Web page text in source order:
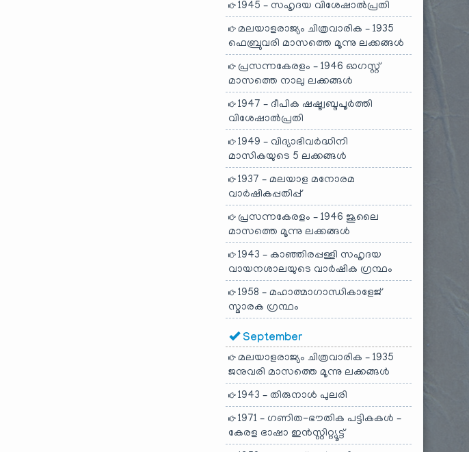
1945 – സഹൃദയ വിശേഷാൽപ്രതി
മലയാളരാജ്യം ചിത്രവാരിക – 1935
ഫെബ്രുവരി മാസത്തെ മൂന്നു ലക്കങ്ങൾ
പ്രസന്നകേരളം – 1946 ഓഗസ്റ്റ്
മാസത്തെ നാലു ലക്കങ്ങൾ
1947 – ദീപിക ഷഷ്ട്വബ്ദപൂർത്തി
വിശേഷാൽപ്രതി
1949 – വിദ്യാഭിവർദ്ധിനി
മാസികയുടെ 5 ലക്കങ്ങൾ
1937 – മലയാള മനോരമ
വാർഷികപ്പതിപ്പ്
പ്രസന്നകേരളം – 1946 ജൂലൈ
മാസത്തെ മൂന്നു ലക്കങ്ങൾ
1943 – കാഞ്ഞിരപ്പള്ളി സഹൃദയ
വായനശാലയുടെ വാർഷിക ഗ്രന്ഥം
1958 – മഹാത്മാഗാന്ധികാളേജ്
സ്മാരക ഗ്രന്ഥം
September
മലയാളരാജ്യം ചിത്രവാരിക – 1935
ജനുവരി മാസത്തെ മൂന്നു ലക്കങ്ങൾ
1943 – തിരുനാൾ പുലരി
1971 – ഗണിത-ഭൗതിക പട്ടികകൾ –
കേരള ഭാഷാ ഇൻസ്റ്റിറ്റ്യൂട്ട്